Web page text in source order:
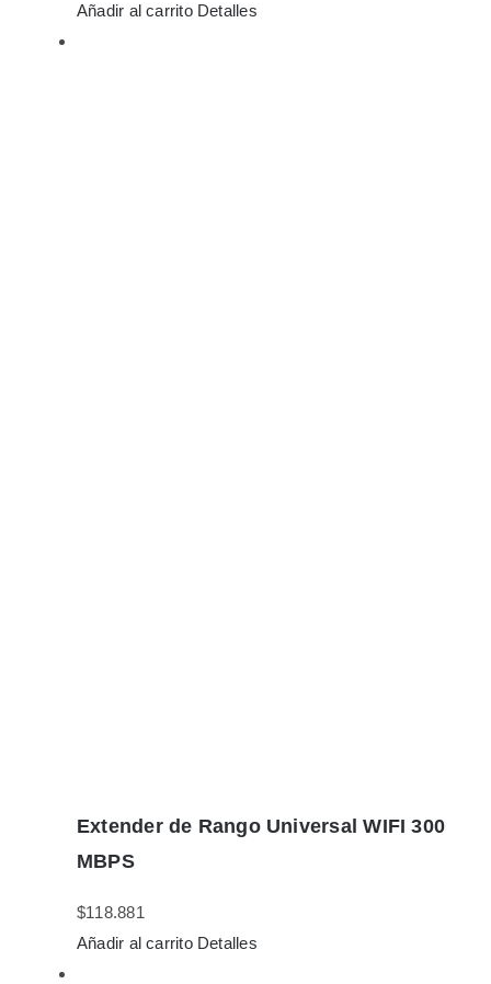
Añadir al carrito Detalles
Extender de Rango Universal WIFI 300
MBPS
$118.881
Añadir al carrito Detalles